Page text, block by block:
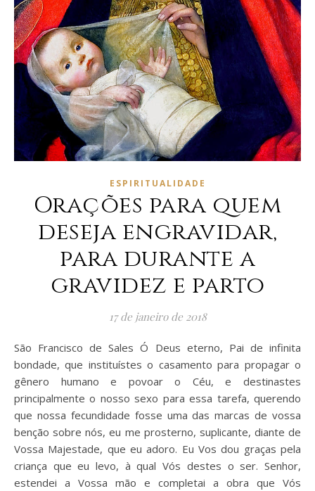
ESPIRITUALIDADE
Orações para quem
deseja engravidar,
para durante a
gravidez e parto
17 de janeiro de 2018
São Francisco de Sales Ó Deus eterno, Pai de infinita
bondade, que instituístes o casamento para propagar o
gênero humano e povoar o Céu, e destinastes
principalmente o nosso sexo para essa tarefa, querendo
que nossa fecundidade fosse uma das marcas de vossa
benção sobre nós, eu me prosterno, suplicante, diante de
Vossa Majestade, que eu adoro. Eu Vos dou graças pela
criança que eu levo, à qual Vós destes o ser. Senhor,
estendei a Vossa mão e completai a obra que Vós